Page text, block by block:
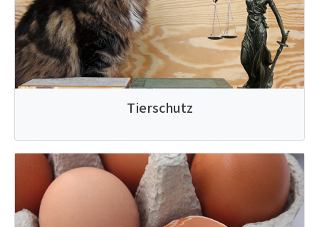
Tierschutz